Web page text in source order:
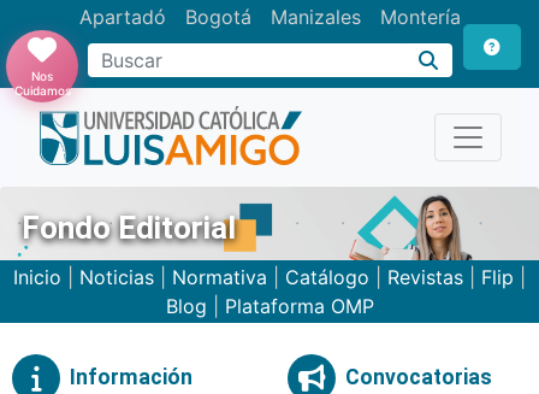
Apartadó Bogotá Manizales Montería
Buscar
Nos
Cuidamos
Fondo Editorial
Inicio Noticias Normativa Catálogo Revistas Flip
Blog
Plataforma OMP
Información Convocatorias